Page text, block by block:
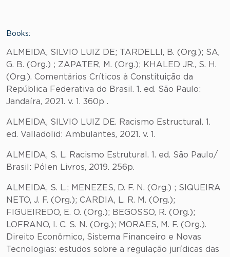
Books:
ALMEIDA, SILVIO LUIZ DE; TARDELLI, B. (Org.); SA,
G. B. (Org.) ; ZAPATER, M. (Org.); KHALED JR., S. H.
(Org.). Comentários Críticos à Constituição da
República Federativa do Brasil. 1. ed. São Paulo:
Jandaíra, 2021. v. 1. 360p .
ALMEIDA, SILVIO LUIZ DE. Racismo Estructural. 1.
ed. Valladolid: Ambulantes, 2021. v. 1.
ALMEIDA, S. L. Racismo Estrutural. 1. ed. São Paulo/
Brasil: Pólen Livros, 2019. 256p.
ALMEIDA, S. L.; MENEZES, D. F. N. (Org.) ; SIQUEIRA
NETO, J. F. (Org.); CARDIA, L. R. M. (Org.);
FIGUEIREDO, E. O. (Org.); BEGOSSO, R. (Org.);
LOFRANO, I. C. S. N. (Org.); MORAES, M. F. (Org.).
Direito Econômico, Sistema Financeiro e Novas
Tecnologias: estudos sobre a regulação jurídicas das